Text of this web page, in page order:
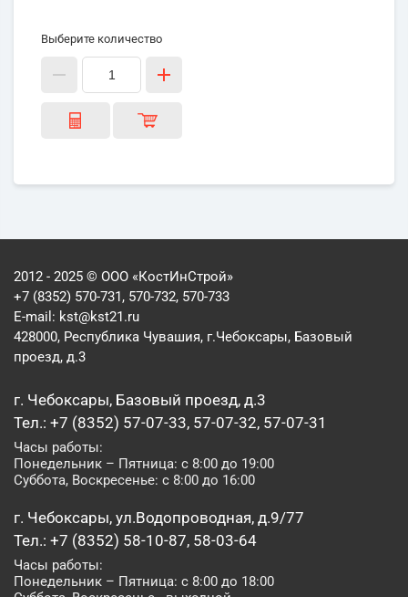
Выберите количество
2012 - 2025 © ООО «КостИнСтрой»
+7 (8352) 570-731, 570-732, 570-733
E-mail: kst@kst21.ru
428000, Республика Чувашия, г.Чебоксары, Базовый
проезд, д.3
г. Чебоксары, Базовый проезд, д.3
Тел.: +7 (8352) 57-07-33, 57-07-32, 57-07-31
Часы работы:
Понедельник – Пятница: с 8:00 до 19:00
Суббота, Воскресенье: с 8:00 до 16:00
г. Чебоксары, ул.Водопроводная, д.9/77
Тел.: +7 (8352) 58-10-87, 58-03-64
Часы работы:
Понедельник – Пятница: с 8:00 до 18:00